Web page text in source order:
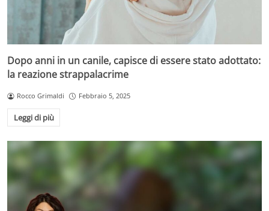
Dopo anni in un canile, capisce di essere stato adottato:
la reazione strappalacrime
Rocco Grimaldi Febbraio 5, 2025
Leggi di più